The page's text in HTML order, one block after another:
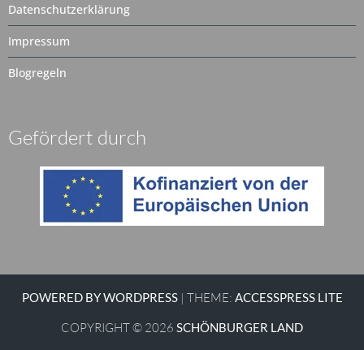
Datenschutzerklärung
Impressum
Blogregeln
Gefördert durch
POWERED BY WORDPRESS | THEME: ACCESSPRESS LITE
COPYRIGHT © 2026 SCHÖNBURGER LAND